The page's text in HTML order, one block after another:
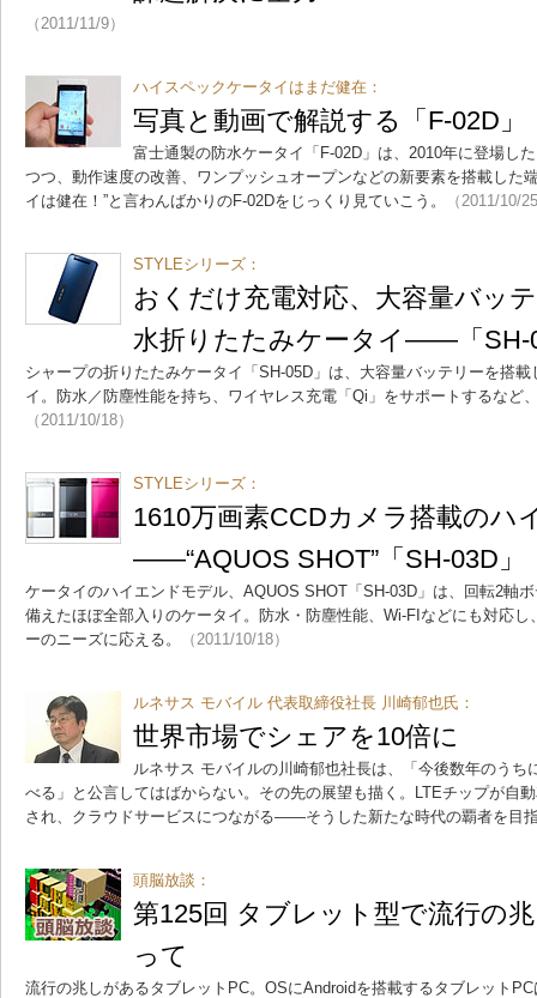
（2011/11/9）
ハイスペックケータイはまだ健在：
写真と動画で解説する「F-02D」
富士通製の防水ケータイ「F-02D」は、2010年に登場し
つつ、動作速度の改善、ワンプッシュオープンなどの新要素を搭載した
イは健在！”と言わんばかりのF-02Dをじっくり見ていこう。
（2011/10/
STYLEシリーズ：
おくだけ充電対応、大容量バッ
水折りたたみケータイ――「SH-
シャープの折りたたみケータイ「SH-05D」は、大容量バッテリーを搭
イ。防水／防塵性能を持ち、ワイヤレス充電「Qi」をサポートするなど
（2011/10/18）
STYLEシリーズ：
1610万画素CCDカメラ搭載のハ
――“AQUOS SHOT”「SH-03D」
ケータイのハイエンドモデル、AQUOS SHOT「SH-03D」は、回転2軸
備えたほぼ全部入りのケータイ。防水・防塵性能、Wi-FIなどにも対応
ーのニーズに応える。
（2011/10/18）
ルネサス モバイル 代表取締役社長 川崎郁也氏：
世界市場でシェアを10倍に
ルネサス モバイルの川崎郁也社長は、「今後数年のうち
べる」と公言してはばからない。その先の展望も描く。LTEチップが自
され、クラウドサービスにつながる――そうした新たな時代の覇者を目
頭脳放談：
第125回 タブレット型で流行の
って
流行の兆しがあるタブレットPC。OSにAndroidを搭載するタブレット